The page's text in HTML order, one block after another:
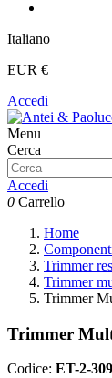
Italiano
EUR €
Accedi
Menu
Cerca
Accedi
0 Carrello
Home
Trimmer
Trimmer
Trimmer
Trimmer
Codice: ET-2-